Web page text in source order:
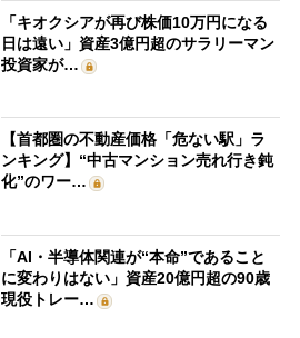
「キオクシアが再び株価10万円になる
日は遠い」資産3億円超のサラリーマン
投資家が…
【首都圏の不動産価格「危ない駅」ラ
ンキング】“中古マンション売れ行き鈍
化”のワー…
「AI・半導体関連が“本命”であること
に変わりはない」資産20億円超の90歳
現役トレー…